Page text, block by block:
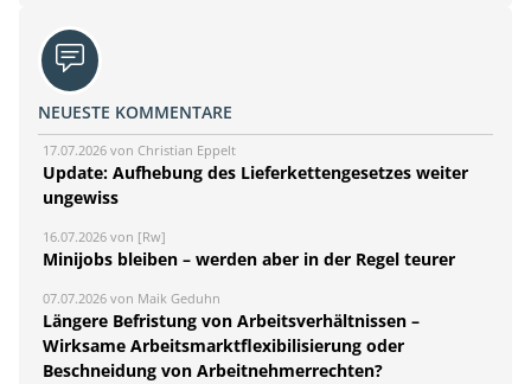
NEUESTE KOMMENTARE
17.07.2026 von Christian Eppelt
Update: Aufhebung des Lieferkettengesetzes weiter
ungewiss
16.07.2026 von [Rw]
Minijobs bleiben – werden aber in der Regel teurer
07.07.2026 von Maik Geduhn
Längere Befristung von Arbeitsverhältnissen –
Wirksame Arbeitsmarktflexibilisierung oder
Beschneidung von Arbeitnehmerrechten?